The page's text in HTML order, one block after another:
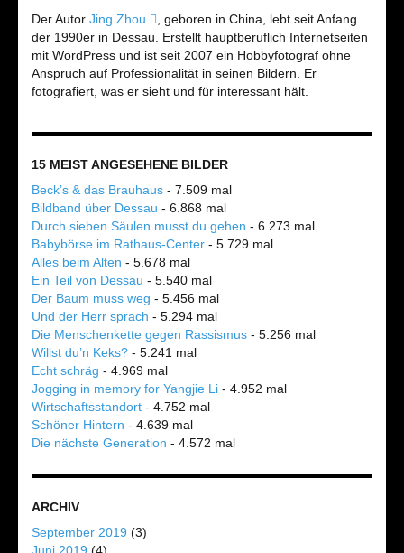
Der Autor Jing Zhou
, geboren in China, lebt seit Anfang
der 1990er in Dessau. Erstellt hauptberuflich Internetseiten
mit WordPress und ist seit 2007 ein Hobbyfotograf ohne
Anspruch auf Professionalität in seinen Bildern. Er
fotografiert, was er sieht und für interessant hält.
15 MEIST ANGESEHENE BILDER
Beck’s & das Brauhaus - 7.509 mal
Bildband über Dessau - 6.868 mal
Durch sieben Säulen musst du gehen - 6.273 mal
Babybörse im Rathaus-Center - 5.729 mal
Alles beim Alten - 5.678 mal
Ein Teil von Dessau - 5.540 mal
Der Baum muss weg - 5.456 mal
Und der Herr sprach - 5.294 mal
Die Menschenkette gegen Rassismus - 5.256 mal
Willst du’n Keks? - 5.241 mal
Echt schräg - 4.969 mal
Jogging in memory for Yangjie Li - 4.952 mal
Wirtschaftsstandort - 4.752 mal
Schöner Hintern - 4.639 mal
Die nächste Generation - 4.572 mal
ARCHIV
September 2019 (3)